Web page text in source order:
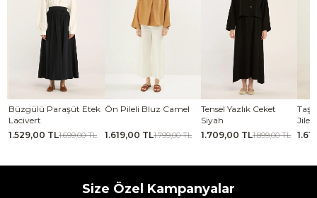
Büzgülü Paraşüt Etek
Lacivert
1.529,00 TL1.699,00 TL
Ön Pileli Bluz Camel
1.619,00 TL1.799,00 TL
Tensel Yazlık Ceket
Siyah
1.709,00 TL1.899,00 TL
Jile
Size Özel Kampanyalar